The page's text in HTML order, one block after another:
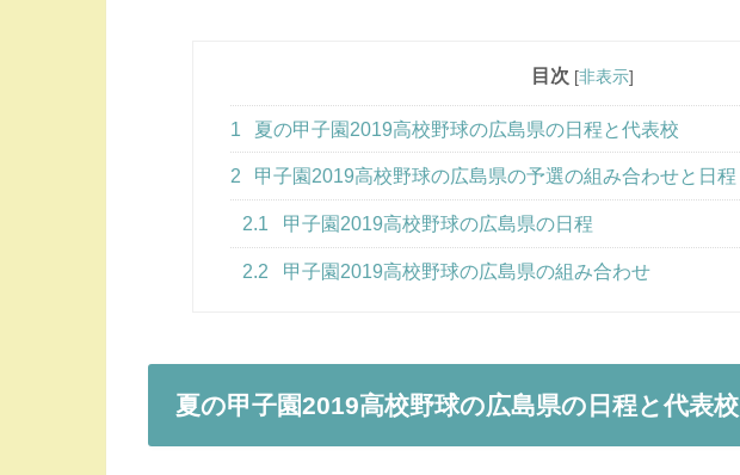
目次 [非表示]
1 夏の甲子園2019高校野球の広島県の日程と代表校
2 甲子園2019高校野球の広島県の予選の組み合わせと日程
2.1 甲子園2019高校野球の広島県の日程
2.2 甲子園2019高校野球の広島県の組み合わせ
夏の甲子園2019高校野球の広島県の日程と代表校